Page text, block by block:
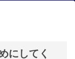
にしてく